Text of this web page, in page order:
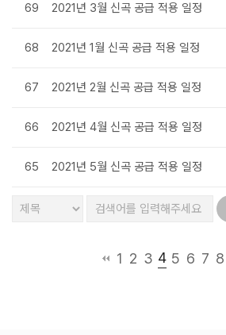
69 2021년 3월 신곡 공급 적용 일정
68 2021년 1월 신곡 공급 적용 일정
67 2021년 2월 신곡 공급 적용 일정
66 2021년 4월 신곡 공급 적용 일정
65 2021년 5월 신곡 공급 적용 일정
1 2 3 4 5 6 7 8